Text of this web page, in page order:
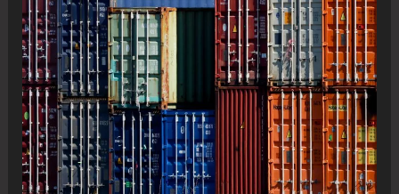
acusan
a
Rusia
de
asesinar
en
prisión